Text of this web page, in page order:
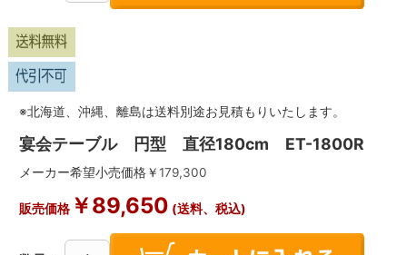
※北海道、沖縄、離島は送料別途お見積もりいたします。
宴会テーブル 円型 直径180cm ET-1800R
メーカー希望小売価格￥179,300
販売価格￥89,650 (送料、税込)